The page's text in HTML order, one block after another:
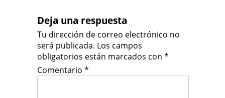
Deja una respuesta
Tu dirección de correo electrónico no
será publicada. Los campos
obligatorios están marcados con *
Comentario *